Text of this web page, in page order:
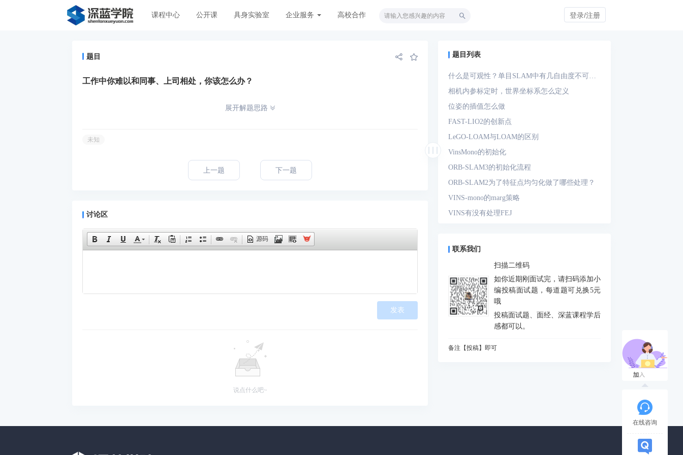
课程中心 公开课 具身实验室 企业服务 高校合作 登录/注册
题目
工作中你难以和同事、上司相处，你该怎么办？
展开解题思路
未知
上一题 下一题
讨论区
源码
发表
说点什么吧~
题目列表
什么是可观性？单目SLAM中有几自由度不可
观？单目-IMU系统中有几自由度不可观？
相机内参标定时，世界坐标系怎么定义
位姿的插值怎么做
FAST-LIO2的创新点
LeGO-LOAM与LOAM的区别
VinsMono的初始化
ORB-SLAM3的初始化流程
ORB-SLAM2为了特征点均匀化做了哪些处理？
VINS-mono的marg策略
VINS有没有处理FEJ
预积分中的bias如何处理
IMU测量方程是什么？噪声模型是什么？
动态场景对定位和建图分别有什么影响
如何判断是否出现激光退化情况，为什么会出
现？如何解决？
在vio做FEJ主要是为了防止哪个自由度由不可观
什么是NDT配准
初始化过程对相机运动的要求
联系我们
扫描二维码
如你近期刚面试完，请扫码添加小
编投稿面试题，每道题可兑换5元
哦
投稿面试题、面经、深蓝课程学后
感都可以。
备注【投稿】即可
在线咨询